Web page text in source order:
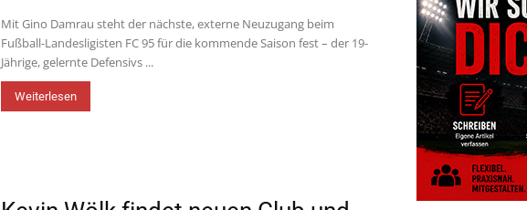
Mit Gino Damrau steht der nächste, externe Neuzugang beim
Fußball-Landesligisten FC 95 für die kommende Saison fest – der 19-
Jährige, gelernte Defensivs ...
Weiterlesen